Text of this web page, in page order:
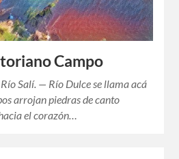
Campo
Salí. — Río Dulce se llama acá
arrojan piedras de canto
el corazón…